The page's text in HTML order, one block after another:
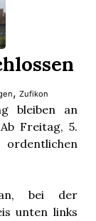
,Zufikon
bleiben an
Freitag, 5.
bei der
unten links